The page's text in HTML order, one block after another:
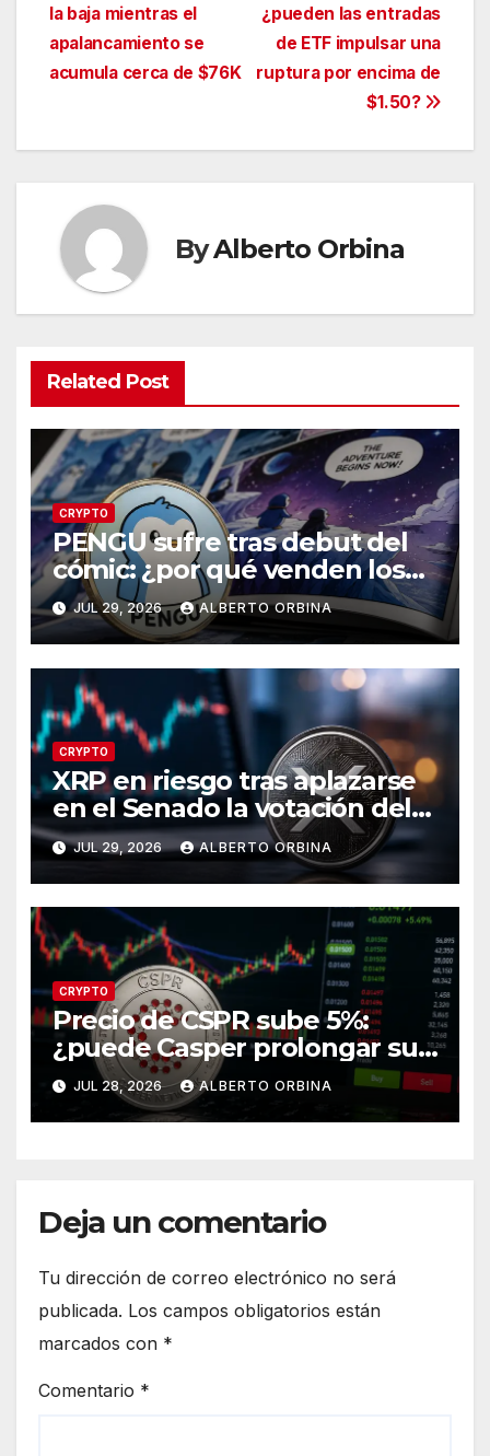
de
entradas
¿pueden las entradas
de ETF impulsar una
ruptura por encima de
$1.50?
la baja mientras el
apalancamiento se
acumula cerca de $76K
ByAlberto Orbina
Related Post
CRYPTO
PENGU sufre tras debut del
cómic: ¿por qué venden los
traders?
JUL 29, 2026 ALBERTO ORBINA
CRYPTO
XRP en riesgo tras aplazarse
en el Senado la votación del
CLARITY Act?
JUL 29, 2026 ALBERTO ORBINA
CRYPTO
Precio de CSPR sube 5%:
¿puede Casper prolongar su
recuperación?
JUL 28, 2026 ALBERTO ORBINA
Deja un comentario
Tu dirección de correo electrónico no será
publicada. Los campos obligatorios están
marcados con *
Comentario *